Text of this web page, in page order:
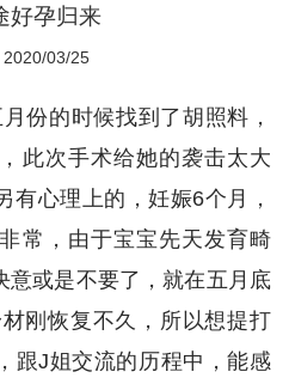
好孕归来
2020/03/25
的时候找到了胡照料，
此次手术给她的袭击太大
有心理上的，妊娠6个月，
常，由于宝宝先天发育畸
意或是不要了，就在五月底
刚恢复不久，所以想提打
跟J姐交流的历程中，能感